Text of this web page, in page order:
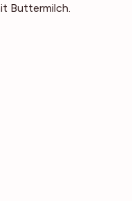
Buttermilch.